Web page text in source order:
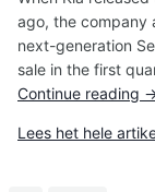
ago, the company
next-generation
sale in the first
Continue reading
Lees het hele